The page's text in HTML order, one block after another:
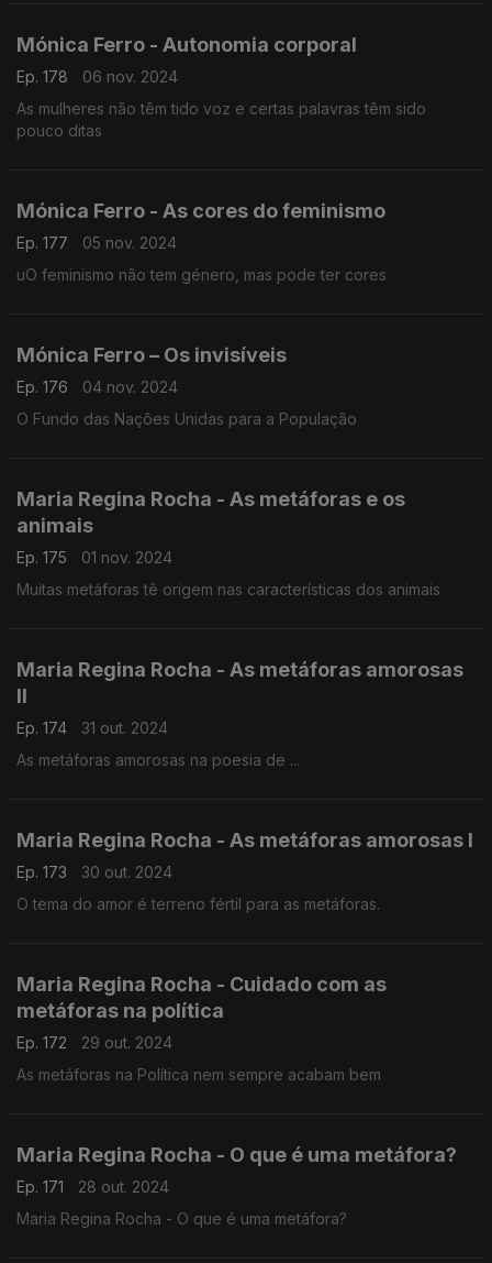
Mónica Ferro - Autonomia corporal
Ep. 178
06 nov. 2024
As mulheres não têm tido voz e certas palavras têm sido
pouco ditas
Mónica Ferro - As cores do feminismo
Ep. 177
05 nov. 2024
uO feminismo não tem género, mas pode ter cores
Mónica Ferro – Os invisíveis
Ep. 176
04 nov. 2024
O Fundo das Nações Unidas para a População
Maria Regina Rocha - As metáforas e os
animais
Ep. 175
01 nov. 2024
Muitas metáforas tê origem nas características dos animais
Maria Regina Rocha - As metáforas amorosas
II
Ep. 174
31 out. 2024
As metáforas amorosas na poesia de ...
Maria Regina Rocha - As metáforas amorosas I
Ep. 173
30 out. 2024
O tema do amor é terreno fértil para as metáforas.
Maria Regina Rocha - Cuidado com as
metáforas na política
Ep. 172
29 out. 2024
As metáforas na Política nem sempre acabam bem
Maria Regina Rocha - O que é uma metáfora?
Ep. 171
28 out. 2024
Maria Regina Rocha - O que é uma metáfora?